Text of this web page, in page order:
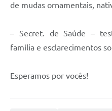
de mudas ornamentais,
– Secret. de Saúde –
família e esclarecimentos
Esperamos por vocês!